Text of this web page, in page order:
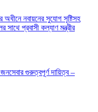
নবায়নের সুযোগ সৃষ্টিসহ
সাথে প্রবাসী কল্যাণ মন্ত্রীর
গুরুত্বপূর্ণ দায়িত্ব –